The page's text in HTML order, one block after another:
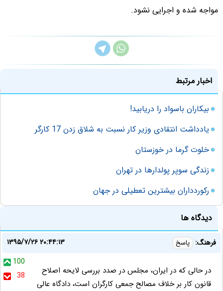
مواجه شده و اجرایی نشود.
اخبار مرتبط
بیکاران باسواد را دریابید!
یادداشت انتقادی وزیر کار نسبت به شلاق زدن 17 کارگر
خلوت گرما در خوزستان
زندگی سوپر پولدارها در تهران
رکوردداران بیشترین تعطیلی در جهان
دیدگاه ها
فرهنگ: پاسخ
۱۳۹۵/۷/۲۶ ۲۰:۴۴:۱۳
100
38
در حالی که در ایران، مجلس در صدد بررسی لایحه اصلاح
قانون کار بر خلاف مصالح جمعی کارگران است، دادگاه عالی